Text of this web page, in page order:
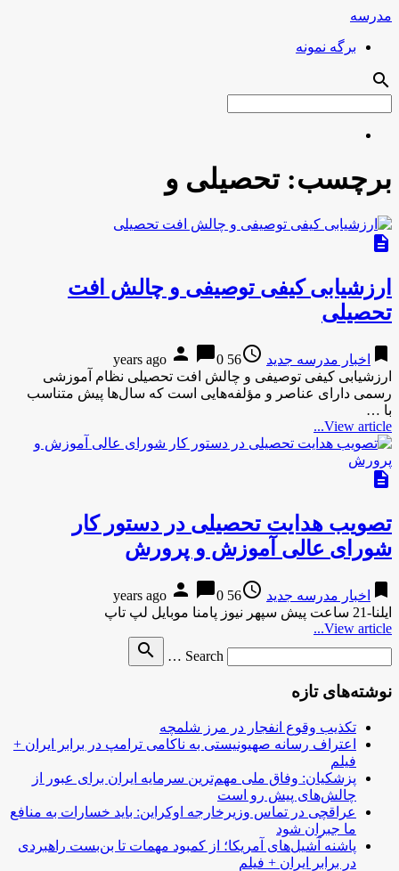
مدرسه
برگه نمونه
search
برچسب:تحصیلی و
description
ارزشیابی کیفی توصیفی و چالش افت
تحصیلی
bookmark اخبار مدرسه جدید access_time
56 years ago
person chat_bubble0
ارزشیابی کیفی توصیفی و چالش افت تحصیلی نظام آموزشی
رسمی دارای عناصر و مؤلفه­‌هایی است که سال‌ها پیش متناسب
با …
View article...
description
تصویب هدایت تحصیلی در دستور کار
شورای عالی آموزش و پرورش
bookmark اخبار مدرسه جدید access_time
56 years ago
person chat_bubble0
ایلنا-21 ساعت پیش سپهر نیوز پامنا موبایل لپ تاپ
View article...
Search …
search
نوشته‌های تازه
تکذیب وقوع انفجار در مرز شلمچه
اعتراف رسانه صهیونیستی به ناکامی ترامپ در برابر ایران +
فیلم
پزشکیان: وفاق ملی مهم‌ترین سرمایه ایران برای عبور از
چالش‌های پیش رو است
عراقچی در تماس وزیرخارجه اوکراین: باید خسارات به منافع
ما جبران شود
پاشنه آشیل‌های آمریکا؛ از کمبود مهمات تا بن‌بست راهبردی
در برابر ایران + فیلم